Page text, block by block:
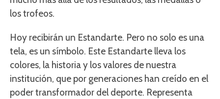
los trofeos.
Hoy recibirán un Estandarte. Pero no solo es una
tela, es un símbolo. Este Estandarte lleva los
colores, la historia y los valores de nuestra
institución, que por generaciones han creído en el
poder transformador del deporte. Representa